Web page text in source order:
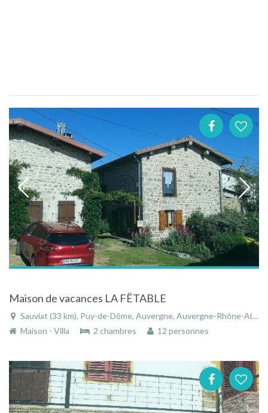
Maison de vacances LA FËTABLE
Sauviat (33 km), Puy-de-Dôme, Auvergne, Auvergne-Rhône-Alpes, France
Maison - Villa
2 chambres 12 personnes